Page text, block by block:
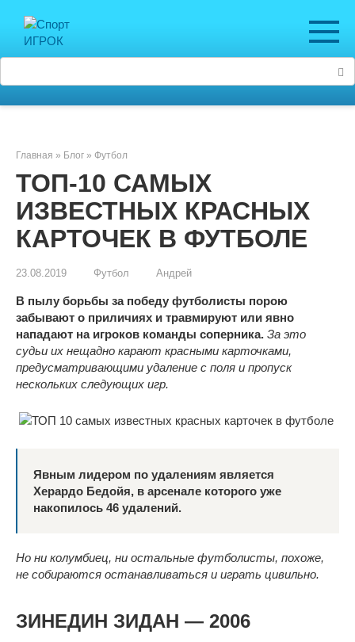
контенту
Главная » Блог » Футбол
ТОП-10 САМЫХ
ИЗВЕСТНЫХ КРАСНЫХ
КАРТОЧЕК В ФУТБОЛЕ
23.08.2019 Футбол Андрей
В пылу борьбы за победу футболисты порою
забывают о приличиях и травмируют или явно
нападают на игроков команды соперника. За это
судьи их нещадно карают красными карточками,
предусматривающими удаление с поля и пропуск
нескольких следующих игр.
Явным лидером по удалениям является
Херардо Бедойя, в арсенале которого уже
накопилось 46 удалений.
Но ни колумбиец, ни остальные футболисты, похоже,
не собираются останавливаться и играть цивильно.
ЗИНЕДИН ЗИДАН — 2006